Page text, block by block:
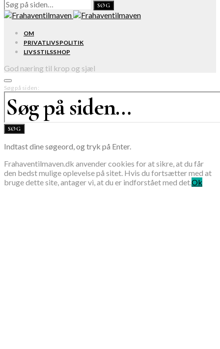
SØG
OM
PRIVATLIVSPOLITIK
LIVSSTILSSHOP
God næring til krop og sjæl
Søg på siden:
SØG
Indtast dine søgeord, og tryk på Enter.
Frahaventilmaven.dk anvender cookies for at sikre, at du får
den bedst mulige oplevelse på sitet. Hvis du fortsætter med at
bruge dette site, antager vi, at du er indforstået med det.Ok